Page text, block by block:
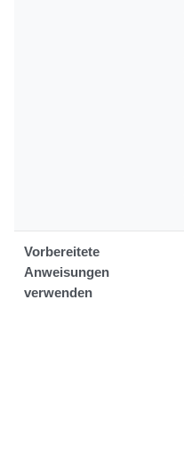
Vorbereitete
Anweisungen
verwenden